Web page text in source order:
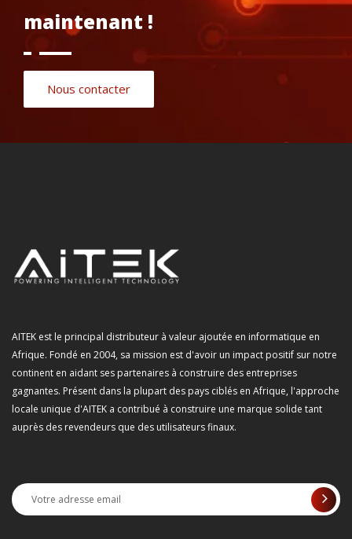
maintenant !
Nous contacter
AITEK est le principal distributeur à valeur ajoutée en informatique en
Afrique. Fondé en 2004, sa mission est d'avoir un impact positif sur notre
continent en aidant ses partenaires à construire des entreprises
gagnantes. Présent dans la plupart des pays ciblés en Afrique, l'approche
locale unique d'AITEK a contribué à construire une marque solide tant
auprès des revendeurs que des utilisateurs finaux.